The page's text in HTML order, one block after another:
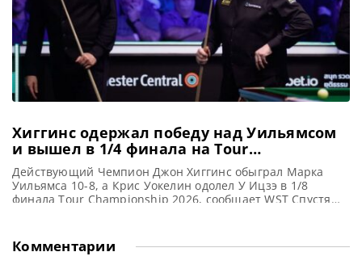
Хиггинс одержал победу над Уильямсом
и вышел в 1/4 финала на Tour
Championship 2026
Действующий Чемпион Джон Хиггинс обыграл Марка
Уильямса 10-8, а Крис Уокелин одолел У Ицзэ в 1/8
финала Tour Championship 2026, сообщает WST Спустя
одержал напряженную победу над своим давним
соперником Марком Уильямсом со счетом 10-8,
Комментарии